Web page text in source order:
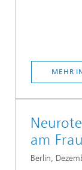
MEHR
am
Berlin,